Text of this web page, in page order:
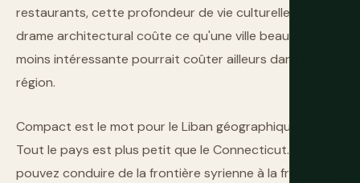
restaurants, cette profondeur de vie culturelle et ce
drame architectural coûte ce qu'une ville beaucoup
moins intéressante pourrait coûter ailleurs dans la
région.
Compact est le mot pour le Liban géographiquement.
Tout le pays est plus petit que le Connecticut. Vous
pouvez conduire de la frontière syrienne à la frontière